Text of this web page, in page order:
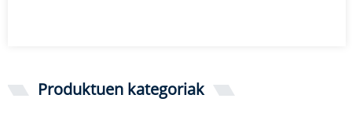
Produktuen kategoriak